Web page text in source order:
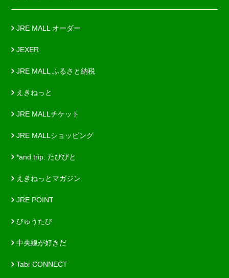
JRE MALL オーダー
JEXER
JRE MALL ふるさと納税
えきねっと
JRE MALLチケット
JRE MALLショッピング
*and trip. たびびと
えきねっとマガジン
JRE POINT
びゅうたび
中央線が好きだ
Tabi-CONNECT